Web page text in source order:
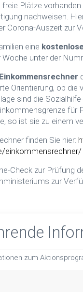
Plätze
nachweisen.
Corona-Auszeit zur
eine
Woche unter der
Einkommensrechner
Orientierung, ob
sind die
für
so ist sie zu einem
finden Sie hier:
einkommensrechner/
Check zur
zur
zum